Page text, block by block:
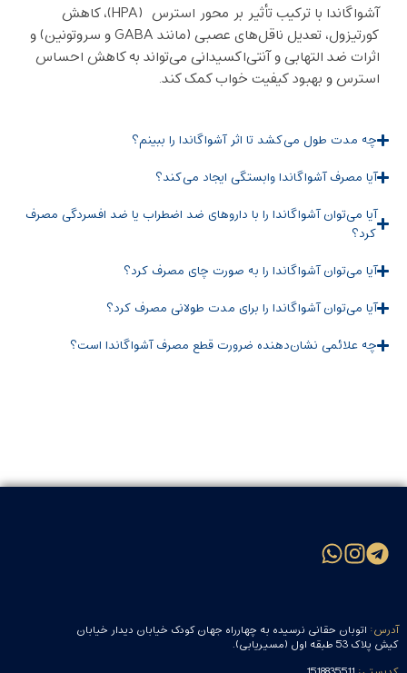
آشواگاندا با ترکیب تأثیر بر محور استرس (HPA)، کاهش
کورتیزول، تعدیل ناقل‌های عصبی (مانند GABA و سروتونین) و
اثرات ضد التهابی و آنتی‌اکسیدانی می‌تواند به کاهش احساس
استرس و بهبود کیفیت خواب کمک کند.
چه مدت طول می‌کشد تا اثر آشواگاندا را ببینم؟
آیا مصرف آشواگاندا وابستگی ایجاد می‌کند؟
آیا می‌توان آشواگاندا را با داروهای ضد اضطراب یا ضد افسردگی مصرف
کرد؟
آیا می‌توان آشواگاندا را به ‌صورت چای مصرف کرد؟
آیا می‌توان آشواگاندا را برای مدت طولانی مصرف کرد؟
چه علائمی نشان‌دهنده ضرورت قطع مصرف آشواگاندا است؟